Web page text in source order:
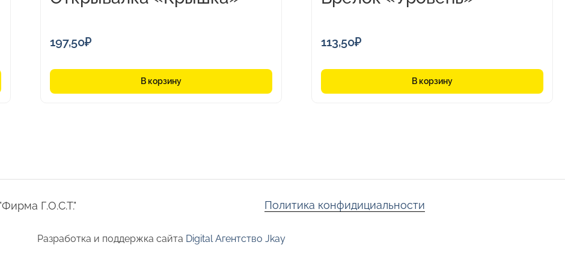
197,50₽
В корзину
113,50₽
В корзину
Г.О.С.Т." Политика конфидициальности
Разработка и поддержка сайта Digital Агентство Jkay